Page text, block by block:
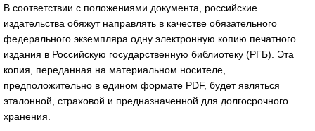
В соответствии с положениями документа, российские
издательства обяжут направлять в качестве обязательного
федерального экземпляра одну электронную копию печатного
издания в Российскую государственную библиотеку (РГБ). Эта
копия, переданная на материальном носителе,
предположительно в едином формате PDF, будет являться
эталонной, страховой и предназначенной для долгосрочного
хранения.